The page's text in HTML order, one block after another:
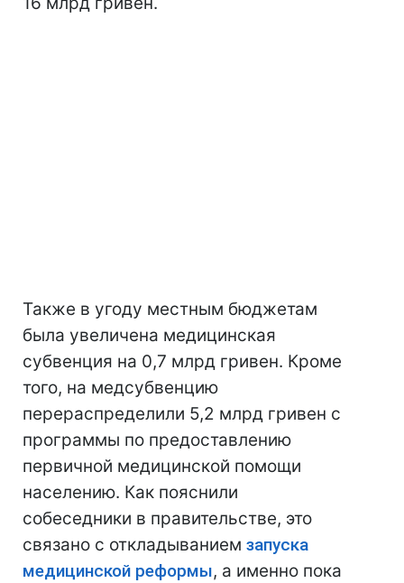
Также в угоду местным бюджетам
была увеличена медицинская
субвенция на 0,7 млрд гривен. Кроме
того, на медсубвенцию
перераспределили 5,2 млрд гривен с
программы по предоставлению
первичной медицинской помощи
населению. Как пояснили
собеседники в правительстве, это
связано с откладыванием запуска
медицинской реформы, а именно пока